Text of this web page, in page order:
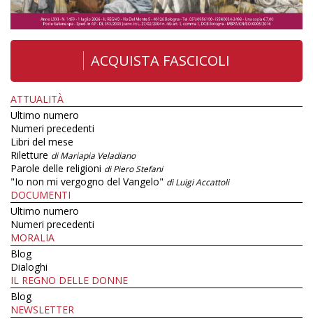
ACQUISTA FASCICOLI
ATTUALITÀ
Ultimo numero
Numeri precedenti
Libri del mese
Riletture di Mariapia Veladiano
Parole delle religioni di Piero Stefani
"Io non mi vergogno del Vangelo" di Luigi Accattoli
DOCUMENTI
Ultimo numero
Numeri precedenti
MORALIA
Blog
Dialoghi
IL REGNO DELLE DONNE
Blog
NEWSLETTER